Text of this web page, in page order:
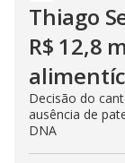
Thiago
R$ 12,8
Decisão do
ausência de
DNA